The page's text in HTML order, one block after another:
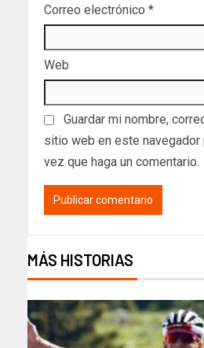
Correo electrónico *
Web
Guardar mi nombre,
sitio web en este navegador
vez que haga un comentario.
MÁS HISTORIAS